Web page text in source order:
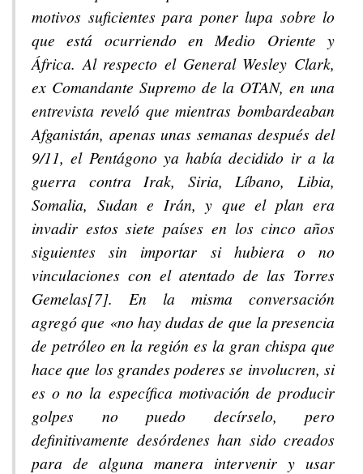
motivos suficientes para poner lupa sobre lo
que está ocurriendo en Medio Oriente y
África. Al respecto el General Wesley Clark,
ex Comandante Supremo de la OTAN, en una
entrevista reveló que mientras bombardeaban
Afganistán, apenas unas semanas después del
9/11, el Pentágono ya había decidido ir a la
guerra contra Irak, Siria, Líbano, Libia,
Somalia, Sudan e Irán, y que el plan era
invadir estos siete países en los cinco años
siguientes sin importar si hubiera o no
vinculaciones con el atentado de las Torres
Gemelas[7]. En la misma conversación
agregó que «no hay dudas de que la presencia
de petróleo en la región es la gran chispa que
hace que los grandes poderes se involucren, si
es o no la específica motivación de producir
golpes no puedo decírselo, pero
definitivamente desórdenes han sido creados
para de alguna manera intervenir y usar